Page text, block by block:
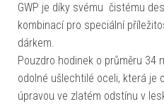
GWP je díky svému čistému
kombinací pro speciální
dárkem.
Pouzdro hodinek o průměru 34
odolné ušlechtilé oceli, která je
úpravou ve zlatém odstínu v